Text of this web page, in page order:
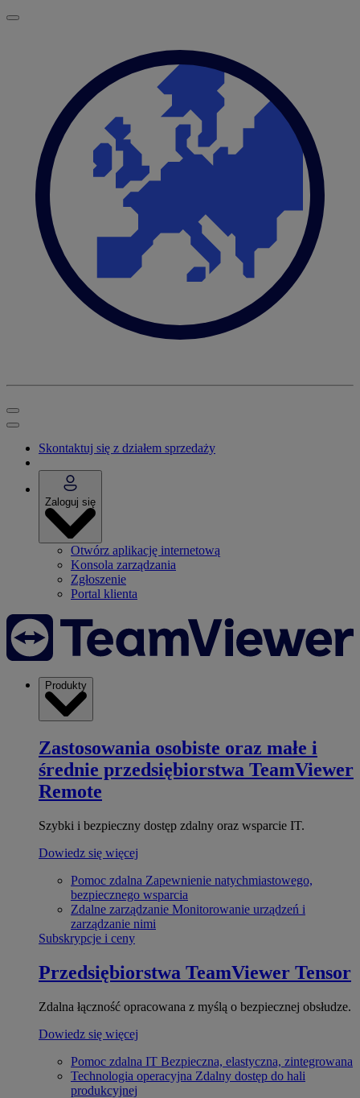
Skontaktuj się z działem sprzedaży
Zaloguj się
Otwórz aplikację internetową
Konsola zarządzania
Zgłoszenie
Portal klienta
Produkty
Zastosowania osobiste oraz małe i
średnie przedsiębiorstwa TeamViewer
Remote
Szybki i bezpieczny dostęp zdalny oraz wsparcie IT.
Dowiedz się więcej
Pomoc zdalna Zapewnienie natychmiastowego,
bezpiecznego wsparcia
Zdalne zarządzanie Monitorowanie urządzeń i
zarządzanie nimi
Subskrypcje i ceny
Przedsiębiorstwa TeamViewer Tensor
Zdalna łączność opracowana z myślą o bezpiecznej obsłudze.
Dowiedz się więcej
Pomoc zdalna IT Bezpieczna, elastyczna, zintegrowana
Technologia operacyjna Zdalny dostęp do hali
produkcyjnej